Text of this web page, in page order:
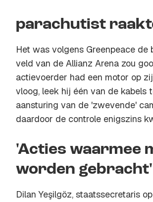
parachutist
Het was volgens Greenpeace
veld van de Allianz Arena zou
actievoerder had een motor op
vloog, leek hij één van de kabels
aansturing van de 'zwevende'
daardoor de controle enigszins
'Acties waarmee
worden gebracht'
Dilan Yeşilgöz, staatssecretaris